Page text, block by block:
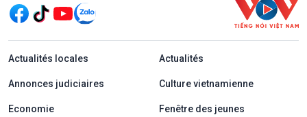
menu footer tiếng Pháp
Actualités locales Actualités
Annonces judiciaires Culture vietnamienne
Economie Fenêtre des jeunes